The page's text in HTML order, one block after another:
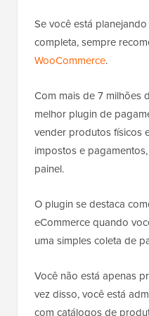
Se você está
completa, sempre
WooCommerce.
Com mais de 7 milhões
melhor plugin de
vender produtos físicos
impostos e
painel.
O plugin se destaca
eCommerce quando
uma simples coleta de
Você não está apenas
vez disso, você está
com catálogos de